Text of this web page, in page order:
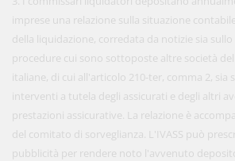
imprese una relazione sulla situazione
della liquidazione, corredata da notizie sia
procedure cui sono sottoposte altre società
italiane, di cui all'articolo 210-ter, comma 2, sia
interventi a tutela degli assicurati e degli altri
prestazioni assicurative. La relazione è
del comitato di sorveglianza. L'IVASS può
pubblicità per rendere noto l'avvenuto